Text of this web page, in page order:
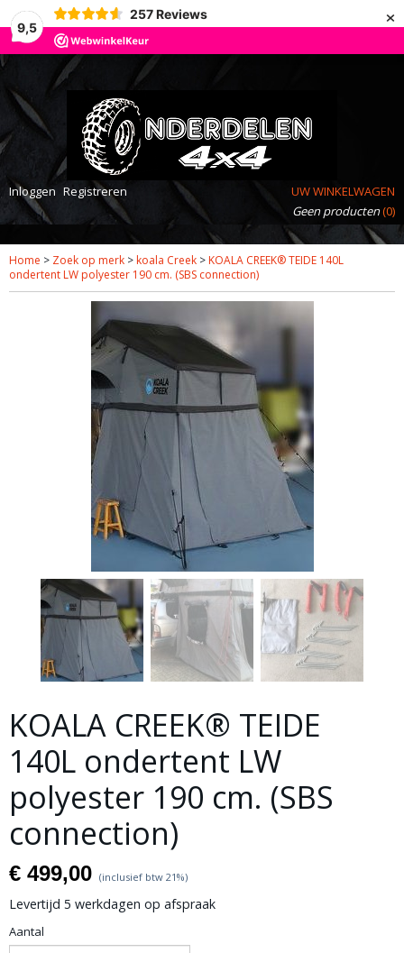
9,5
257 Reviews ×
Inloggen Registreren
UW WINKELWAGEN
Geen producten(0)
Home > Zoek op merk > koala Creek > KOALA CREEK® TEIDE 140L
ondertent LW polyester 190 cm. (SBS connection)
KOALA CREEK® TEIDE
140L ondertent LW
polyester 190 cm. (SBS
connection)
€ 499,00 (inclusief btw 21%)
Levertijd 5 werkdagen op afspraak
Aantal